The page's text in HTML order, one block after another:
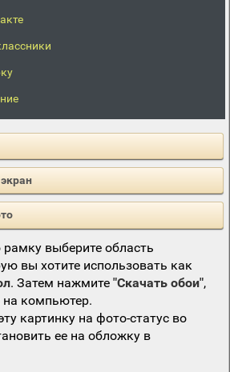
выберите область
вы хотите использовать как
. Затем нажмите "Скачать обои",
на компьютер.
картинку на фото-статус во
ее на обложку в